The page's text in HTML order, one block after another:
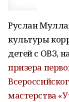
Руслан
культуры
детей с ОВЗ,
призера
мастерства